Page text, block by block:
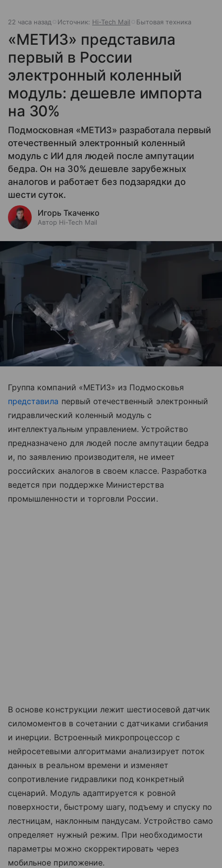
22 часа назад Источник: Hi-Tech Mail Бытовая техника
«МЕТИЗ» представила
первый в России
электронный коленный
модуль: дешевле импорта
на 30%
Подмосковная «МЕТИЗ» разработала первый
отечественный электронный коленный
модуль с ИИ для людей после ампутации
бедра. Он на 30% дешевле зарубежных
аналогов и работает без подзарядки до
шести суток.
Игорь Ткаченко
Автор Hi-Tech Mail
Группа компаний «МЕТИЗ» из Подмосковья
представила первый отечественный электронный
гидравлический коленный модуль с
интеллектуальным управлением. Устройство
предназначено для людей после ампутации бедра
и, по заявлению производителя, не имеет
российских аналогов в своем классе. Разработка
ведется при поддержке Министерства
промышленности и торговли России.
В основе конструкции лежит шестиосевой датчик
силомоментов в сочетании с датчиками сгибания
и инерции. Встроенный микропроцессор с
нейросетевыми алгоритмами анализирует поток
данных в реальном времени и изменяет
сопротивление гидравлики под конкретный
сценарий. Модуль адаптируется к ровной
поверхности, быстрому шагу, подъему и спуску по
лестницам, наклонным пандусам. Устройство само
определяет нужный режим. При необходимости
параметры можно скорректировать через
мобильное приложение.